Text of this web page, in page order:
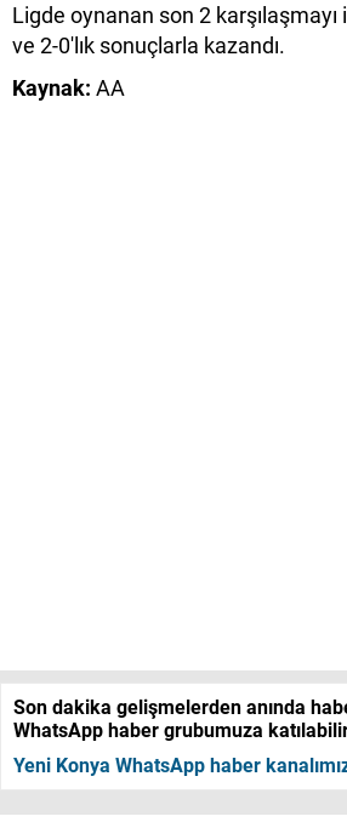
Ligde oynanan son 2
ve 2-0'lık sonuçlarla kazandı.
Kaynak: AA
Son dakika gelişmelerden anında
WhatsApp haber grubumuza
Yeni Konya WhatsApp haber